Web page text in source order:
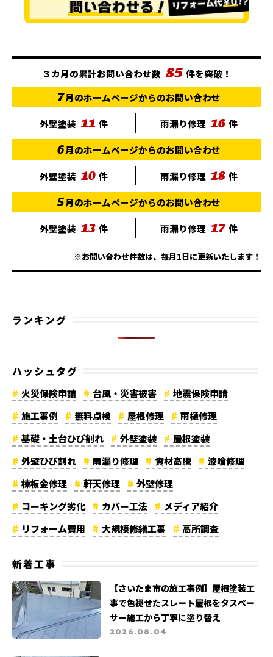
３カ月の累計お問い合わせ数 85 件を突破！
7月のホームページからのお問い合わせ
外壁塗装 11 件 雨漏り修理 16 件
6月のホームページからのお問い合わせ
外壁塗装 10 件 雨漏り修理 18 件
5月のホームページからのお問い合わせ
外壁塗装 13 件 雨漏り修理 17 件
※お問い合わせ件数は、毎月1日に更新いたします！
ランキング
ハッシュタグ
火災保険申請 台風・災害被害
地震保険申請
施工事例
無料点検 屋根修理
雨樋修理
基礎・土台ひび割れ
外壁塗装
屋根塗装
外壁ひび割れ
雨漏り修理 資材高騰
漆喰修理
棟板金修理
軒天修理
外壁修理
コーキング劣化
カバー工法
メディア紹介
リフォーム費用
大規模修繕工事
高所調査
新着工事
【さいたま市の施工事例】屋根塗装工
事で色褪せたスレート屋根をタスペー
サー施工から丁寧に塗り替え
2026.08.04